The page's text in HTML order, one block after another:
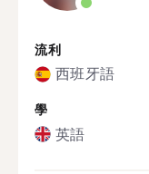
流利
西班牙語
學
英語